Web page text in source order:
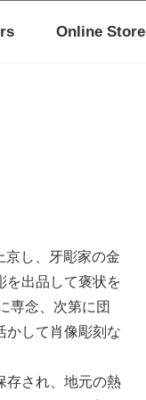
Online Store
京し、牙彫家の金
を出品して褒状を
専念、次第に団
かして肖像彫刻な
存され、地元の熱